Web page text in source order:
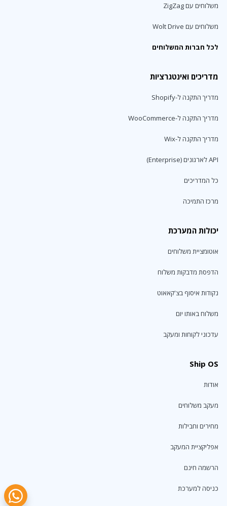
משלוחים עם ZigZag
משלוחים עם Wolt Drive
לכל חברות המשלוחים
מדריכים ואינטגרציות
מדריך התקנה ל-Shopify
מדריך התקנה ל-WooCommerce
מדריך התקנה ל-Wix
API לארגונים (Enterprise)
כל המדריכים
מרכז התמיכה
יכולות המערכת
אוטומציית משלוחים
הדפסת מדבקות משלוח
נקודות איסוף בצ'קאאוט
משלוח באותו יום
עדכוני לקוחות ומעקב
Ship OS
אודות
מעקב משלוחים
מחירים וחבילות
אפליקציית המעקב
הרשמה חינם
כניסה למערכת